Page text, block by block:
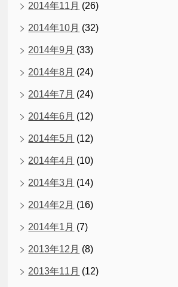
2014年11月 (26)
2014年10月 (32)
2014年9月 (33)
2014年8月 (24)
2014年7月 (24)
2014年6月 (12)
2014年5月 (12)
2014年4月 (10)
2014年3月 (14)
2014年2月 (16)
2014年1月 (7)
2013年12月 (8)
2013年11月 (12)